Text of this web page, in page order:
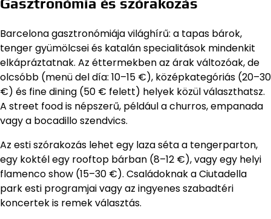
Gasztronómia és szórakozás
Barcelona gasztronómiája világhírű: a tapas bárok,
tenger gyümölcsei és katalán specialitások mindenkit
elkápráztatnak. Az éttermekben az árak változóak, de
olcsóbb (menü del día: 10–15 €), középkategóriás (20–30
€) és fine dining (50 € felett) helyek közül választhatsz.
A street food is népszerű, például a churros, empanada
vagy a bocadillo szendvics.
Az esti szórakozás lehet egy laza séta a tengerparton,
egy koktél egy rooftop bárban (8–12 €), vagy egy helyi
flamenco show (15–30 €). Családoknak a Ciutadella
park esti programjai vagy az ingyenes szabadtéri
koncertek is remek választás.